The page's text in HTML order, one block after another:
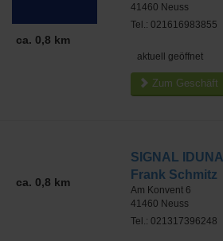
ca. 0,8 km
41460 Neuss
Tel.: 021616983855
aktuell geöffnet
Zum Geschäft
ca. 0,8 km
SIGNAL
Frank Schmitz
Am Konvent 6
41460 Neuss
Tel.: 021317396248